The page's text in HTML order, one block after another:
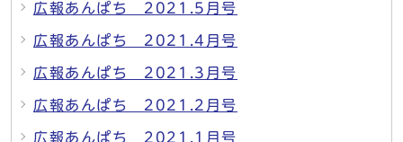
広報あんぱち 2021.5月号
広報あんぱち 2021.4月号
広報あんぱち 2021.3月号
広報あんぱち 2021.2月号
広報あんぱち 2021.1月号